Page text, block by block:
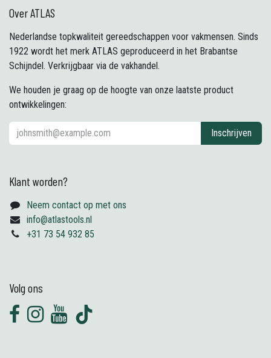
Over ATLAS
Nederlandse topkwaliteit gereedschappen voor vakmensen. Sinds
1922 wordt het merk ATLAS geproduceerd in het Brabantse
Schijndel. Verkrijgbaar via de vakhandel.
We houden je graag op de hoogte van onze laatste product
ontwikkelingen:
Inschrijven
Klant worden?
Neem contact op met ons
info@atlastools.nl
+31 73 54 932 85
Volg ons